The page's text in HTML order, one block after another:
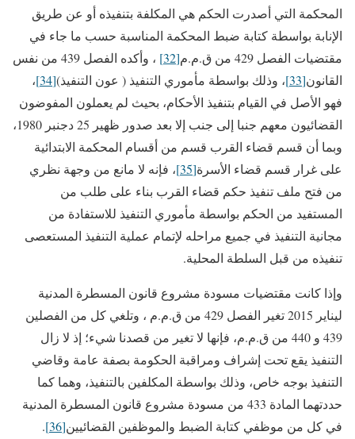
المحكمة التي أصدرت الحكم هي المكلفة بتنفيذه أو عن طريق
الإنابة بواسطة كتابة ضبط المحكمة المناسبة حسب ما جاء في
مقتضيات الفصل 429 من ق.م.م
[32]
، وأكده الفصل 439 من نفس
القانون[33] ، وذلك بواسطة مأموري التنفيذ ( عون التنفيذ)[34]
،
فهو الأصل في القيام بتنفيذ الأحكام، بحيث لم يعملون المفوضون
القضائيون معهم جنبا إلى جنب إلا بعد صدور ظهير 25 دجنبر 1980،
وبما أن قسم قضاء القرب قسم من أقسام المحكمة الابتدائية
على غرار قسم قضاء الأسرة[35]
، فإنه لا مانع من وجهة نظري
من فتح ملف تنفيذ حكم قضاء القرب بناء على طلب من
المستفيد من الحكم بواسطة مأموري التنفيذ للاستفادة من
مجانية التنفيذ في جميع مراحله لإتمام عملية التنفيذ المستعصى
تنفيذه من قبل السلطة المحلية.
وإذا كانت مقتضيات مسودة مشروع قانون المسطرة المدنية
ليناير 2015 تغير الفصل 429 من ق.م.م ، وتلغي كل من الفصلين
439 و 440 من ق.م.م، فإنها لا تغير من قصدنا شيء؛ إذ لا زال
التنفيذ يقع تحت إشراف ومراقبة الحكومة بصفة عامة وقاضي
التنفيذ بوجه خاص، وذلك بواسطة المكلفين بالتنفيذ، وهما كما
حددتهما المادة 433 من مسودة مشروع قانون المسطرة المدنية
في كل من موظفي كتابة الضبط والموظفين القضائيين[36]
.